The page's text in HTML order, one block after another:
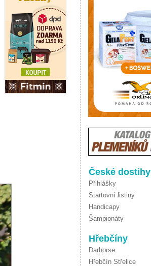
České dostihy
Přihlášky
Startovní listiny
Handicapy
Šampionáty
Hřebčíny
Darhorse
Hřebčín Střelice